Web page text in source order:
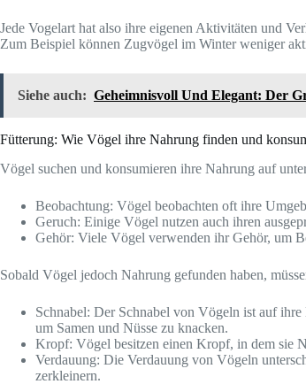
Jede Vogelart hat also ihre eigenen Aktivitäten und
Zum Beispiel können Zugvögel im Winter weniger
Siehe auch: Geheimnisvoll Und Elegant: Der
Fütterung: Wie Vögel ihre Nahrung finden und
Vögel suchen und konsumieren ihre Nahrung auf
Beobachtung: Vögel beobachten oft ihre
Geruch: Einige Vögel nutzen auch ihren
Gehör: Viele Vögel verwenden ihr Gehör, um
Sobald Vögel jedoch Nahrung gefunden haben,
Schnabel: Der Schnabel von Vögeln ist auf
um Samen und Nüsse zu knacken.
Kropf: Vögel besitzen einen Kropf, in dem sie
Verdauung: Die Verdauung von Vögeln
zerkleinern.